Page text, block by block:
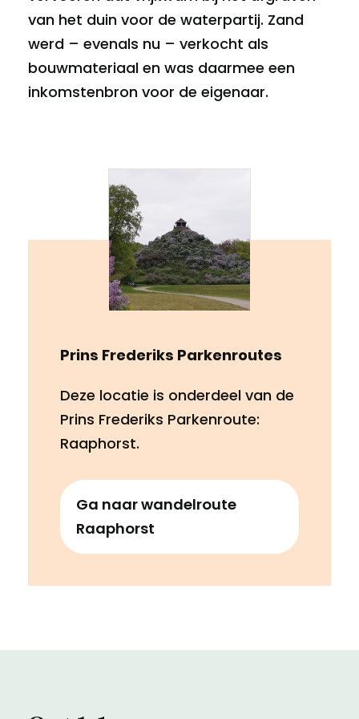
van het duin voor de waterpartij. Zand
werd – evenals nu – verkocht als
bouwmateriaal en was daarmee een
inkomstenbron voor de eigenaar.
Prins Frederiks Parkenroutes
Deze locatie is onderdeel van de
Prins Frederiks Parkenroute:
Raaphorst.
Ga naar wandelroute
Raaphorst